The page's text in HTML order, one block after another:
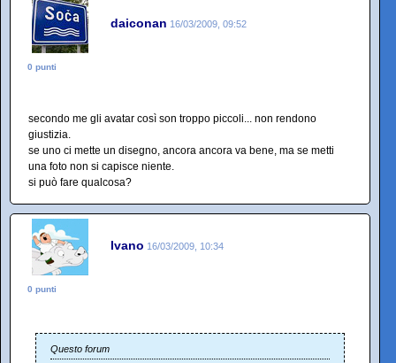
daiconan 16/03/2009, 09:52
0 punti
secondo me gli avatar così son troppo piccoli... non rendono
giustizia.
se uno ci mette un disegno, ancora ancora va bene, ma se metti
una foto non si capisce niente.
si può fare qualcosa?
Ivano 16/03/2009, 10:34
0 punti
Questo forum